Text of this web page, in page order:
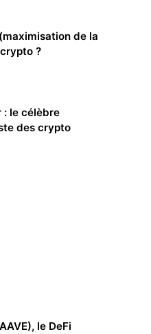
de la
?
: le célèbre
des crypto
le DeFi